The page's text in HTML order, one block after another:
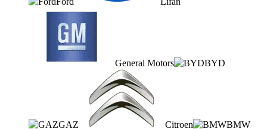
General Motors BYD
GAZ Citroen
BMW